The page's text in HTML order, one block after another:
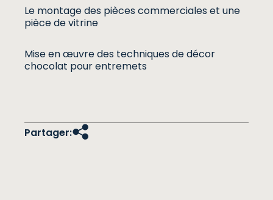
Le montage des pièces commerciales et une
pièce de vitrine
Mise en œuvre des techniques de décor
chocolat pour entremets
Partager: